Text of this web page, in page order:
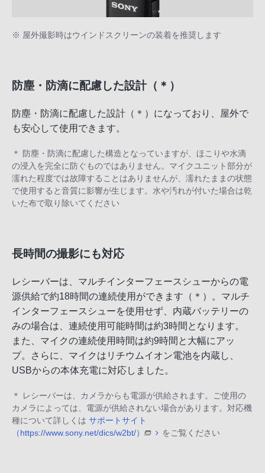
※ 屋外撮影時はウインドスクリーンの装着を推奨します
防塵・防滴に配慮した設計（＊）
防塵・防滴に配慮した設計（＊）になっており、屋外で
も安心して使用できます。
＊ 防塵・防滴に配慮した構造となっていますが、ほこりや水滴
の浸入を完全に防ぐものではありません。マイクユニット部分が
濡れた程度では故障することはありませんが、濡れたままの状態
で使用すると音質に影響が生じます。水や汚れが付いた場合は乾
いた布で取り除いてください
長時間の撮影にも対応
レシーバーは、マルチインターフェースシューからの電
源供給で約18時間の連続使用ができます（＊）。マルチ
インターフェースシューを使用せず、内蔵バッテリーの
みの場合は、連続使用可能時間は約3時間となります。
また、マイクの連続使用時間は約9時間と大幅にアッ
プ。さらに、マイクはリチウムイオン電池を内蔵し、
USBからの本体充電に対応しました。
＊ レシーバーは、カメラからも電源が供給されます。ご使用の
カメラによっては、電源が供給されない場合があります。対応機
種について詳しくは サポートサイト
（https://www.sony.net/dics/w2bt/）
をご覧ください